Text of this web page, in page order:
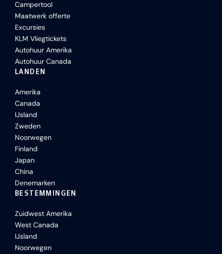
Campertool
Maatwerk offerte
Excursies
KLM Vliegtickets
Autohuur Amerika
Autohuur Canada
LANDEN
Amerika
Canada
IJsland
Zweden
Noorwegen
Finland
Japan
China
Denemarken
BESTEMMINGEN
Zuidwest Amerika
West Canada
IJsland
Noorwegen